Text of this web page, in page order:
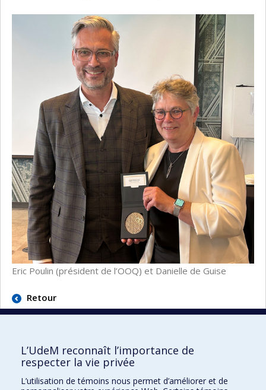
Eric Poulin (président de l’OOQ) et Danielle de Guise
Retour
École d'optométrie
L’UdeM reconnaît l’importance de
respecter la vie privée
L’utilisation de témoins nous permet d’améliorer et de